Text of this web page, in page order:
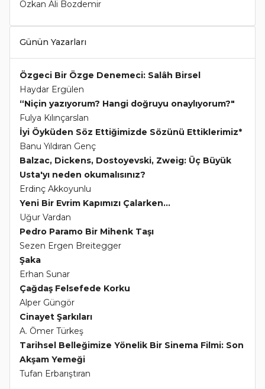
Özkan Ali Bozdemir
Günün Yazarları
Özgeci Bir Özge Denemeci: Salâh Birsel
Haydar Ergülen
“Niçin yazıyorum? Hangi doğruyu onaylıyorum?"
Fulya Kılınçarslan
İyi Öyküden Söz Ettiğimizde Sözünü Ettiklerimiz*
Banu Yıldıran Genç
Balzac, Dickens, Dostoyevski, Zweig: Üç Büyük
Usta'yı neden okumalısınız?
Erdinç Akkoyunlu
Yeni Bir Evrim Kapımızı Çalarken...
Uğur Vardan
Pedro Paramo Bir Mihenk Taşı
Sezen Ergen Breitegger
Şaka
Erhan Sunar
Çağdaş Felsefede Korku
Alper Güngör
Cinayet Şarkıları
A. Ömer Türkeş
Tarihsel Belleğimize Yönelik Bir Sinema Filmi: Son
Akşam Yemeği
Tufan Erbarıştıran